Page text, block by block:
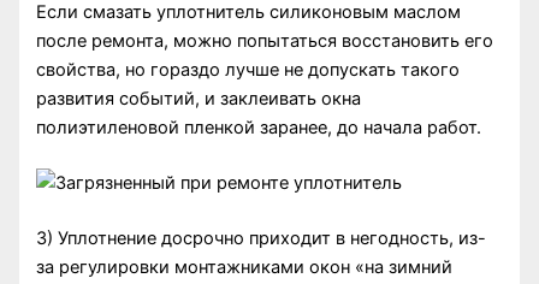
Если смазать уплотнитель силиконовым маслом
после ремонта, можно попытаться восстановить его
свойства, но гораздо лучше не допускать такого
развития событий, и заклеивать окна
полиэтиленовой пленкой заранее, до начала работ.
3) Уплотнение досрочно приходит в негодность, из-
за регулировки монтажниками окон «на зимний